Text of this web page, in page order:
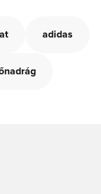
adidas